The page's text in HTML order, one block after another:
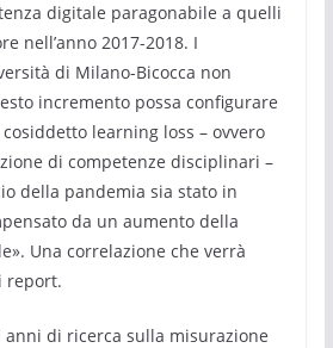
digitale paragonabile a quelli
nell’anno 2017-2018. I
di Milano-Bicocca non
incremento possa configurare
learning loss – ovvero
di competenze disciplinari –
della pandemia sia stato in
da un aumento della
Una correlazione che verrà
report.
di ricerca sulla misurazione